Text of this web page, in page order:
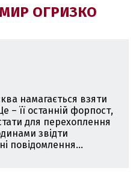
країною, були
що є українцями.
ОГРИЗКО
намагається взяти
– її останній форпост,
для перехоплення
звідти
повідомлення...